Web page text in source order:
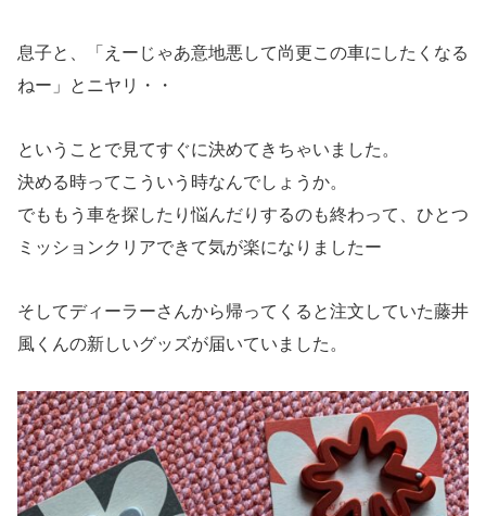
息子と、「えーじゃあ意地悪して尚更この車にしたくなる
ねー」とニヤリ・・
ということで見てすぐに決めてきちゃいました。
決める時ってこういう時なんでしょうか。
でももう車を探したり悩んだりするのも終わって、ひとつ
ミッションクリアできて気が楽になりましたー
そしてディーラーさんから帰ってくると注文していた藤井
風くんの新しいグッズが届いていました。